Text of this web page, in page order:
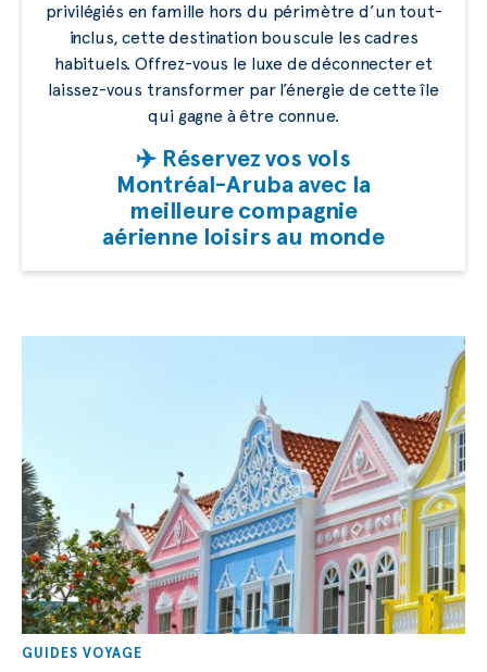
privilégiés en famille hors du périmètre d’un tout-
inclus, cette destination bouscule les cadres
habituels. Offrez-vous le luxe de déconnecter et
laissez-vous transformer par l’énergie de cette île
qui gagne à être connue.
✈️ Réservez vos vols
Montréal-Aruba avec la
meilleure compagnie
aérienne loisirs au monde
GUIDES VOYAGE